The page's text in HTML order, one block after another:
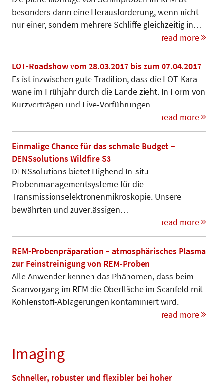
besonders dann eine He­rausforderung, wenn nicht
nur einer, sondern mehrere Schliffe gleichzeitig in…
read more
LOT-Roadshow vom 28.03.2017 bis zum 07.04.2017
Es ist inzwischen gute Tradition, dass die LOT-Kara­­
wa­ne im Frühjahr durch die Lan­de zieht. In Form von
Kurzvorträgen und Live-Vorführungen…
read more
Einmalige Chance für das schmale Budget –
DENSsolutions Wildfire S3
DENSsolutions bietet Highend In-situ-
Probenmanagementsysteme für die
Transmissionselektronenmikroskopie. Unsere
bewährten und zuverlässigen…
read more
REM-Probenpräparation – atmosphärisches Plasma
zur Feinstreinigung von REM-Proben
Alle Anwender kennen das Phänomen, dass beim
Scanvorgang im REM die Oberfläche im Scanfeld mit
Kohlenstoff-Abla­gerungen kontaminiert wird.
read more
Imaging
Schneller, robuster und flexibler bei hoher